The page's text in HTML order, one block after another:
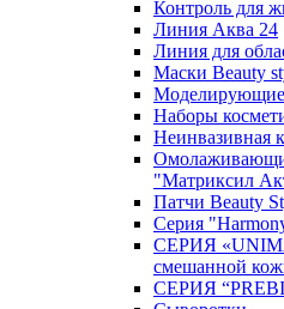
Контроль для
Линия Аква 24
Линия для
Маски Beauty
Моделирующие
Наборы
Неинвазивная
"Матриксил
Патчи Beauty
Серия
СЕРИЯ
смешанной
СЕРИЯ